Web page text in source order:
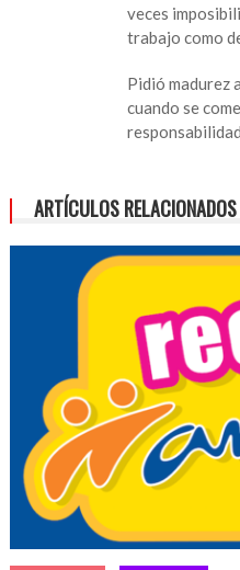
veces
trabajo como
Pidió madurez
cuando se
ARTÍCULOS RELACIONADOS